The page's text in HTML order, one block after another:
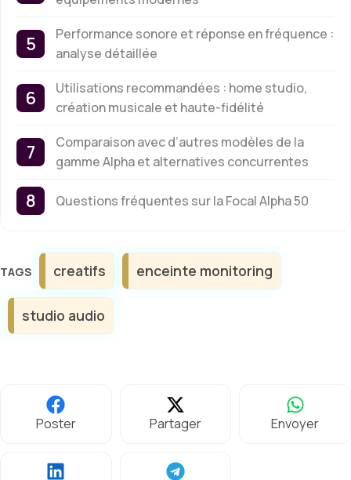
Performance sonore et réponse en fréquence :
analyse détaillée
Utilisations recommandées : home studio,
création musicale et haute-fidélité
Comparaison avec d’autres modèles de la
gamme Alpha et alternatives concurrentes
Questions fréquentes sur la Focal Alpha 50
Étiquettes
creatifs enceinte monitoring
studio audio
Poster Partager Envoyer